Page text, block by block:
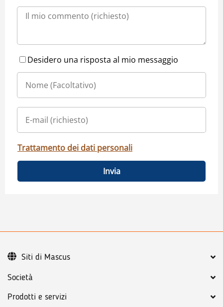
Desidero una risposta al mio messaggio
Trattamento dei dati personali
Invia
Società
Prodotti e servizi
Siti di Mascus